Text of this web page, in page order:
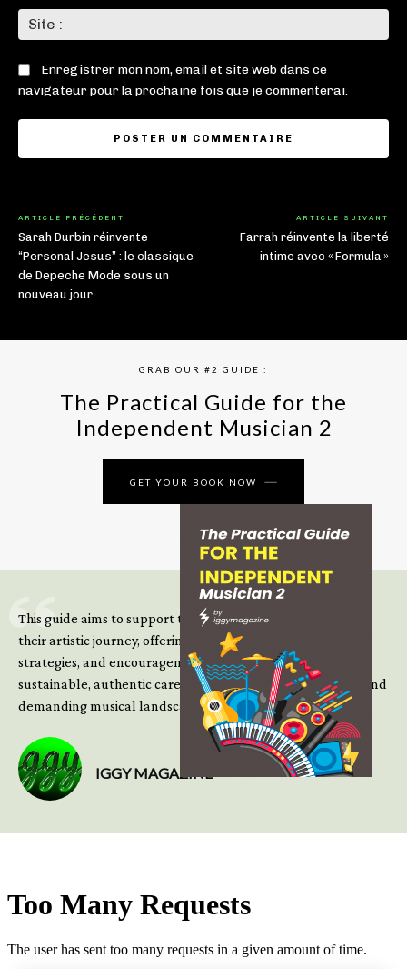
:
Enregistrer mon nom, email et site web dans ce
navigateur pour la prochaine fois que je commenterai.
ARTICLE PRÉCÉDENT
Sarah Durbin réinvente
“Personal Jesus” : le classique
de Depeche Mode sous un
nouveau jour
ARTICLE SUIVANT
Farrah réinvente la liberté
intime avec « Formula »
GRAB OUR #2 GUIDE :
The Practical Guide for the
Independent Musician 2
GET YOUR BOOK NOW
This guide aims to support those climbing the next steps of
their artistic journey, offering practical insight, updated
strategies, and encouragement to continue building
sustainable, authentic careers in an increasingly complex and
demanding musical landscape.
IGGY MAGAZINE